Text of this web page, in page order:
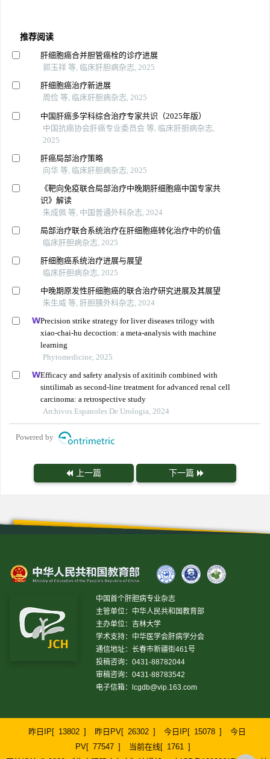
推荐阅读
肝细胞癌合并胆管癌栓的诊疗进展
郭玉祥 等, 临床肝胆病杂志, 2025
肝细胞癌治疗新进展
周俭 等, 临床肝胆病杂志, 2025
中国肝癌多学科综合治疗专家共识（2025年版）
中国抗癌协会肝癌专业委员会 等, 临床肝胆病杂志,
2025
肝癌局部治疗策略
向华 等, 临床肝胆病杂志, 2025
《靶向免疫联合局部治疗中晚期肝细胞癌中国专家共
识》解读
朱成佩 等, 中国普通外科杂志, 2024
局部治疗联合系统治疗在肝细胞癌转化治疗中的价值
临床肝胆病杂志, 2025
肝细胞癌系统治疗进展与展望
临床肝胆病杂志, 2025
中晚期原发性肝细胞癌的联合治疗研究进展及其展望
朱生威 等, 肝胆胰外科杂志, 2024
Precision strike strategy for liver diseases trilogy with
xiao-chai-hu decoction: a meta-analysis with machine
learning
Phytomedicine, 2025
Efficacy and safety analysis of axitinib combined with
sintilimab as second-line treatment for advanced renal cell
carcinoma: a retrospective study
Archivos Espanoles De Urologia, 2024
Powered by
上一篇 下一篇
中国首个肝胆病专业杂志
主管单位：中华人民共和国教育部
主办单位：吉林大学
学术支持：中华医学会肝病学分会
通信地址：长春市新疆街461号
投稿咨询：0431-88782044
审稿咨询：0431-88783542
电子信箱：
lcgdb@vip.163.com
昨日IP[ 13802 ] 昨日PV[ 26302 ] 今日IP[ 15078 ]
今日
PV[ 77547 ] 当前在线[ 1761 ]